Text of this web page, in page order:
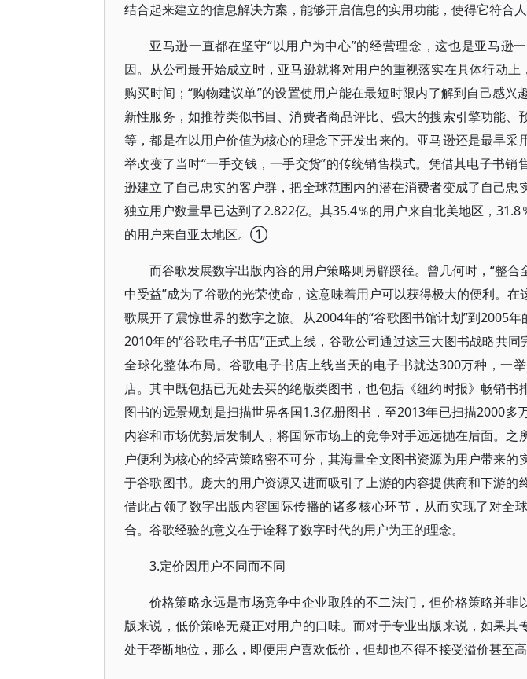
结合起来建立的信息解决方案，能够开启信息的实用功能，使得它符合人
亚马逊一直都在坚守“以用户为中心”的经营理念，这也是亚马逊
因。从公司最开始成立时，亚马逊就将对用户的重视落实在具体行动上
购买时间；“购物建议单”的设置使用户能在最短时限内了解到自己感兴
新性服务，如推荐类似书目、消费者商品评比、强大的搜索引擎功能、
等，都是在以用户价值为核心的理念下开发出来的。亚马逊还是最早采
举改变了当时“一手交钱，一手交货”的传统销售模式。凭借其电子书销
逊建立了自己忠实的客户群，把全球范围内的潜在消费者变成了自己忠
独立用户数量早已达到了2.822亿。其35.4％的用户来自北美地区，31.8
的用户来自亚太地区。①
而谷歌发展数字出版内容的用户策略则另辟蹊径。曾几何时，“整
中受益”成为了谷歌的光荣使命，这意味着用户可以获得极大的便利。
歌展开了震惊世界的数字之旅。从2004年的“谷歌图书馆计划”到2005年
2010年的“谷歌电子书店”正式上线，谷歌公司通过这三大图书战略共同
全球化整体布局。谷歌电子书店上线当天的电子书就达300万种，一
店。其中既包括已无处去买的绝版类图书，也包括《纽约时报》畅销书
图书的远景规划是扫描世界各国1.3亿册图书，至2013年已扫描2000多
内容和市场优势后发制人，将国际市场上的竞争对手远远抛在后面。之
户便利为核心的经营策略密不可分，其海量全文图书资源为用户带来的
于谷歌图书。庞大的用户资源又进而吸引了上游的内容提供商和下游的
借此占领了数字出版内容国际传播的诸多核心环节，从而实现了对全
合。谷歌经验的意义在于诠释了数字时代的用户为王的理念。
3.定价因用户不同而不同
价格策略永远是市场竞争中企业取胜的不二法门，但价格策略并非
版来说，低价策略无疑正对用户的口味。而对于专业出版来说，如果其
处于垄断地位，那么，即便用户喜欢低价，但却也不得不接受溢价甚至高